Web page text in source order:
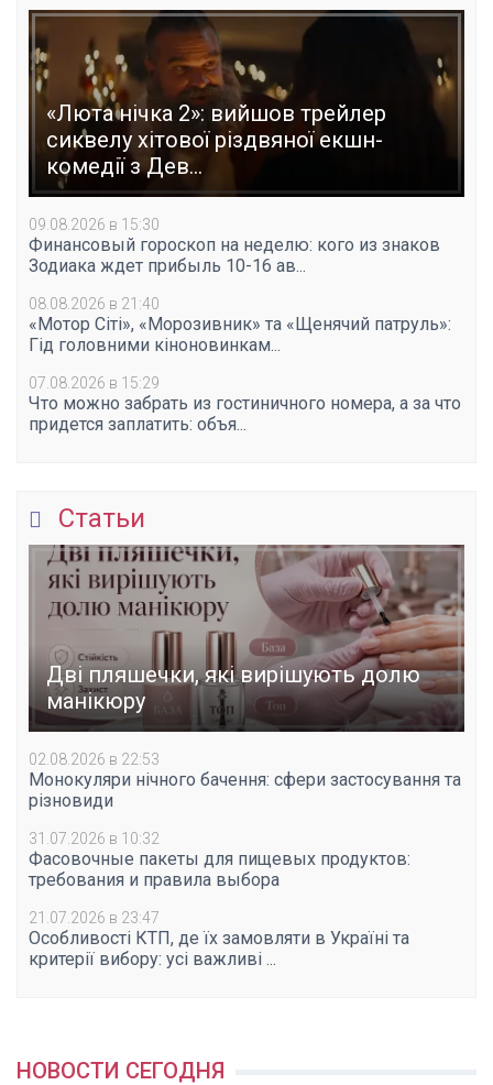
«Люта нічка 2»: вийшов трейлер
сиквелу хітової різдвяної екшн-
комедії з Дев...
09.08.2026 в 15:30
Финансовый гороскоп на неделю: кого из знаков
Зодиака ждет прибыль 10-16 ав...
08.08.2026 в 21:40
«Мотор Сіті», «Морозивник» та «Щенячий патруль»:
Гід головними кіноновинкам...
07.08.2026 в 15:29
Что можно забрать из гостиничного номера, а за что
придется заплатить: объя...
Статьи
Дві пляшечки, які вирішують долю
манікюру
02.08.2026 в 22:53
Монокуляри нічного бачення: сфери застосування та
різновиди
31.07.2026 в 10:32
Фасовочные пакеты для пищевых продуктов:
требования и правила выбора
21.07.2026 в 23:47
Особливості КТП, де їх замовляти в Україні та
критерії вибору: усі важливі ...
НОВОСТИ СЕГОДНЯ